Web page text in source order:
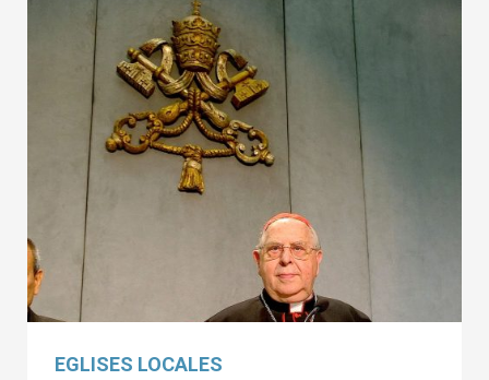
EGLISES LOCALES